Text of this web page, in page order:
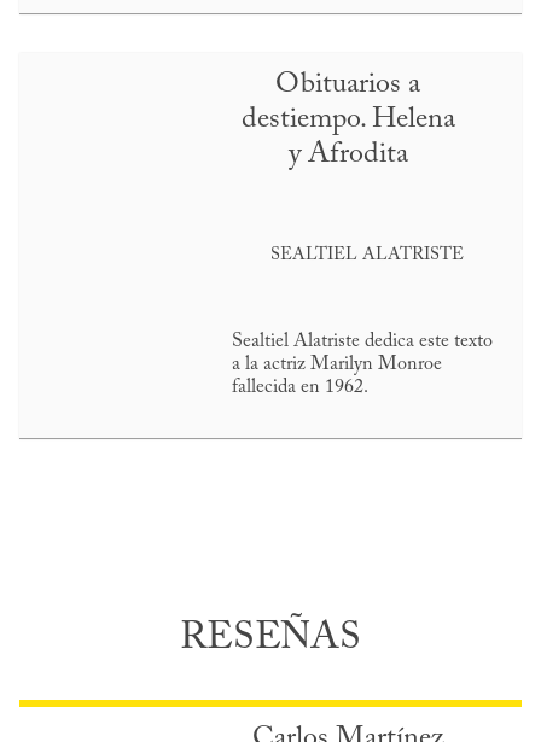
Obituarios a
destiempo. Helena
y Afrodita
SEALTIEL ALATRISTE
Sealtiel Alatriste dedica este texto
a la actriz Marilyn Monroe
fallecida en 1962.
RESEÑAS